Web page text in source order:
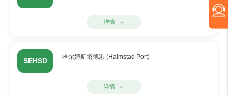
详情
SEHSD 哈尔姆斯塔德港 (Halmstad Port)
详情